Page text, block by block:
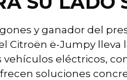
y ganador del
Citroën ë-Jumpy lleva
vehículos eléctricos,
soluciones